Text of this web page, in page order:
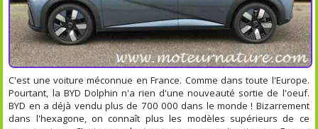
C'est une voiture méconnue en France. Comme dans toute l'Europe.
Pourtant, la BYD Dolphin n'a rien d'une nouveauté sortie de l'oeuf.
BYD en a déjà vendu plus de 700 000 dans le monde ! Bizarrement
dans l'hexagone, on connaît plus les modèles supérieurs de ce